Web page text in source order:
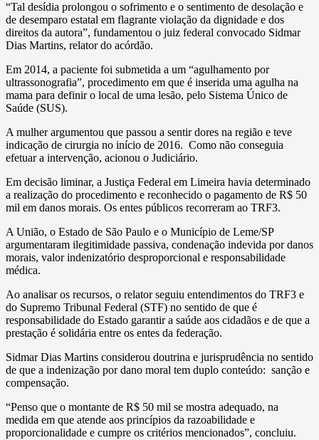
“Tal desídia prolongou o sofrimento e o sentimento de desolação e
de desemparo estatal em flagrante violação da dignidade e dos
direitos da autora”, fundamentou o juiz federal convocado Sidmar
Dias Martins, relator do acórdão.
Em 2014, a paciente foi submetida a um “agulhamento por
ultrassonografia”, procedimento em que é inserida uma agulha na
mama para definir o local de uma lesão, pelo Sistema Único de
Saúde (SUS).
A mulher argumentou que passou a sentir dores na região e teve
indicação de cirurgia no início de 2016. Como não conseguia
efetuar a intervenção, acionou o Judiciário.
Em decisão liminar, a Justiça Federal em Limeira havia determinado
a realização do procedimento e reconhecido o pagamento de R$ 50
mil em danos morais. Os entes públicos recorreram ao TRF3.
A União, o Estado de São Paulo e o Município de Leme/SP
argumentaram ilegitimidade passiva, condenação indevida por danos
morais, valor indenizatório desproporcional e responsabilidade
médica.
Ao analisar os recursos, o relator seguiu entendimentos do TRF3 e
do Supremo Tribunal Federal (STF) no sentido de que é
responsabilidade do Estado garantir a saúde aos cidadãos e de que a
prestação é solidária entre os entes da federação.
Sidmar Dias Martins considerou doutrina e jurisprudência no sentido
de que a indenização por dano moral tem duplo conteúdo: sanção e
compensação.
“Penso que o montante de R$ 50 mil se mostra adequado, na
medida em que atende aos princípios da razoabilidade e
proporcionalidade e cumpre os critérios mencionados”, concluiu.